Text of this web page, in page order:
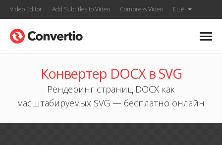
Video Editor Add Subtitles to Video Compress Video Ещё
Конвертер DOCX в SVG
Рендеринг страниц DOCX как
масштабируемых SVG — бесплатно онлайн